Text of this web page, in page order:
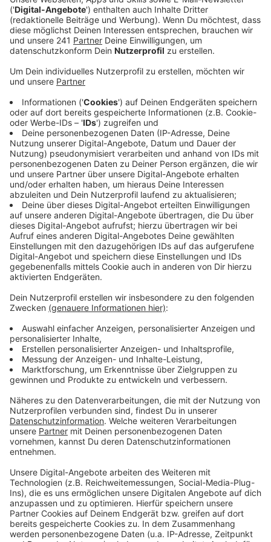
Anzeige
Ab 17 Uhr erklären die Mitarbeitenden im InfoTreff in
Manfort, wie man selbst mit wenig Zeit auch von
daheim aus aktiv mithelfen kann und suchen mit den
Besuchern Wege, wie sich jeder nach seinen
Möglichkeiten beteiligen kann. Der NABU freut sich
über eine kurze Anmeldung, ihr könnt aber auch
spontan vorbeikommen.
Wo?Gustav-Heinemann-Straße 11, InfoTreff Manfort
Wann?08.01.25, 17:00 bis 19:00 Uhr
Hier gibt´s die Kontaktdaten vom NABU
Mehr Meldungen aus Leverkusen
Anzeige
Neue Fahrpläne in Leverkusen
Einbruch in Bürrig: Polizei fasst Täter schnell
Uwe Richrath kandidiert wieder zum
Oberbürgermeister
Anzeige